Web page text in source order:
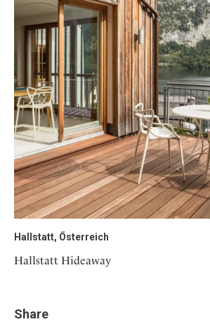
Hallstatt, Österreich
Hallstatt Hideaway
Share